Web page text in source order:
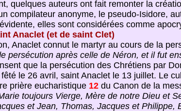
quelques auteurs ont fait remonter la
compilateur anonyme, le pseudo-Isidore,
elles sont considérées comme
Anaclet (et de saint Clet)
Anaclet connut le martyr au cours de la
persécution après celle de Néron, et il fut
que la persécution des Chrétiens par
le 26 avril, saint Anaclet le 13 juillet. Le
prière eucharistique 12du Canon de la
toujours Vierge, Mère de notre Dieu et
et Jean, Thomas, Jacques et Philippe,